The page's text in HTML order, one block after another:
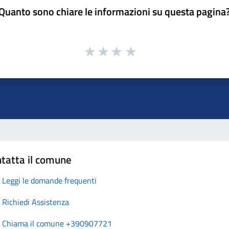
sono chiare le informazioni su questa
il comune
Leggi le domande frequenti
Richiedi Assistenza
Chiama il comune +390907721